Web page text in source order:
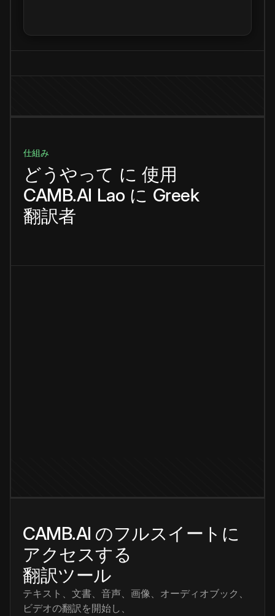
仕組み
どうやって に 使用
CAMB.AI Lao に Greek
翻訳者
CAMB.AI のフルスイートに
アクセスする
翻訳ツール
テキスト、文書、音声、画像、オーディオブック、
ビデオの翻訳を開始し、